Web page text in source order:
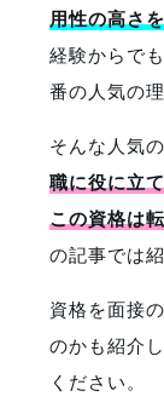
用性の高さ
経験からで
番の人気の理
そんな人気
職に役に立
この資格は
の記事では
資格を面接
のかも紹介
ください。